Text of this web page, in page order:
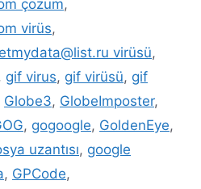
çözüm,
virüs,
virüsü,
gif virus, gif virüsü, gif
Globe3, GlobeImposter,
, gogoogle, GoldenEye,
uzantısı, google
, GPCode,